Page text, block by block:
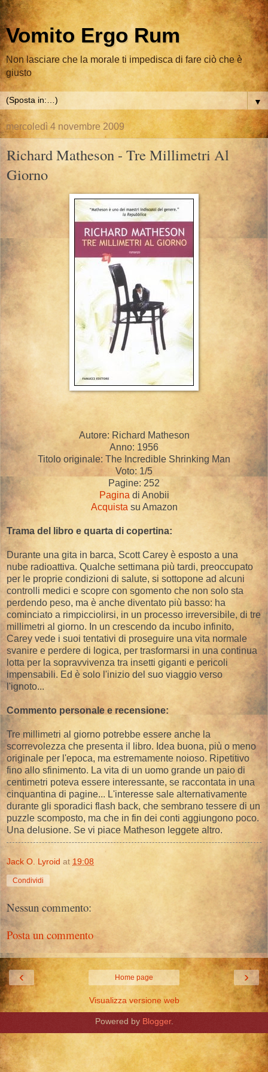
Vomito Ergo Rum
Non lasciare che la morale ti impedisca di fare ciò che è
giusto
▼
mercoledì 4 novembre 2009
Richard Matheson - Tre Millimetri Al
Giorno
Autore: Richard Matheson
Anno: 1956
Titolo originale: The Incredible Shrinking Man
Voto: 1/5
Pagine: 252
Pagina di Anobii
Acquista su Amazon
Trama del libro e quarta di copertina:
Durante una gita in barca, Scott Carey è esposto a una
nube radioattiva. Qualche settimana più tardi, preoccupato
per le proprie condizioni di salute, si sottopone ad alcuni
controlli medici e scopre con sgomento che non solo sta
perdendo peso, ma è anche diventato più basso: ha
cominciato a rimpicciolirsi, in un processo irreversibile, di tre
millimetri al giorno. In un crescendo da incubo infinito,
Carey vede i suoi tentativi di proseguire una vita normale
svanire e perdere di logica, per trasformarsi in una continua
lotta per la sopravvivenza tra insetti giganti e pericoli
impensabili. Ed è solo l'inizio del suo viaggio verso
l'ignoto...
Commento personale e recensione:
Tre millimetri al giorno potrebbe essere anche la
scorrevolezza che presenta il libro. Idea buona, più o meno
originale per l'epoca, ma estremamente noioso. Ripetitivo
fino allo sfinimento. La vita di un uomo grande un paio di
centimetri poteva essere interessante, se raccontata in una
cinquantina di pagine... L'interesse sale alternativamente
durante gli sporadici flash back, che sembrano tessere di un
puzzle scomposto, ma che in fin dei conti aggiungono poco.
Una delusione. Se vi piace Matheson leggete altro.
Jack O. Lyroid at 19:08
Condividi
Nessun commento:
Posta un commento
‹ ›
Home page
Visualizza versione web
Powered by Blogger.